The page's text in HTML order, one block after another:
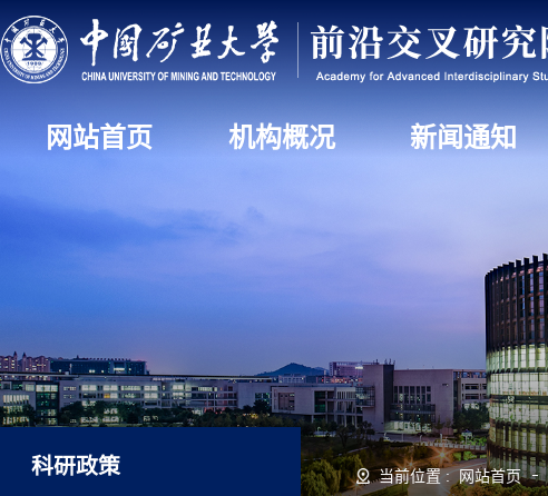
网站首页 机构概况 新闻通知
当前位置 :网站首页
科研政策